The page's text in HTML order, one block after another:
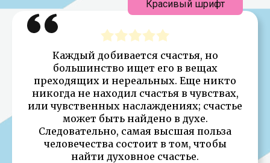
Каждый добивается счастья, но
большинство ищет его в вещах
преходящих и нереальных. Еще никто
никогда не находил счастья в чувствах,
или чувственных наслаждениях; счастье
может быть найдено в духе.
Следовательно, самая высшая польза
человечества состоит в том, чтобы
найти духовное счастье.
Красивый шрифт